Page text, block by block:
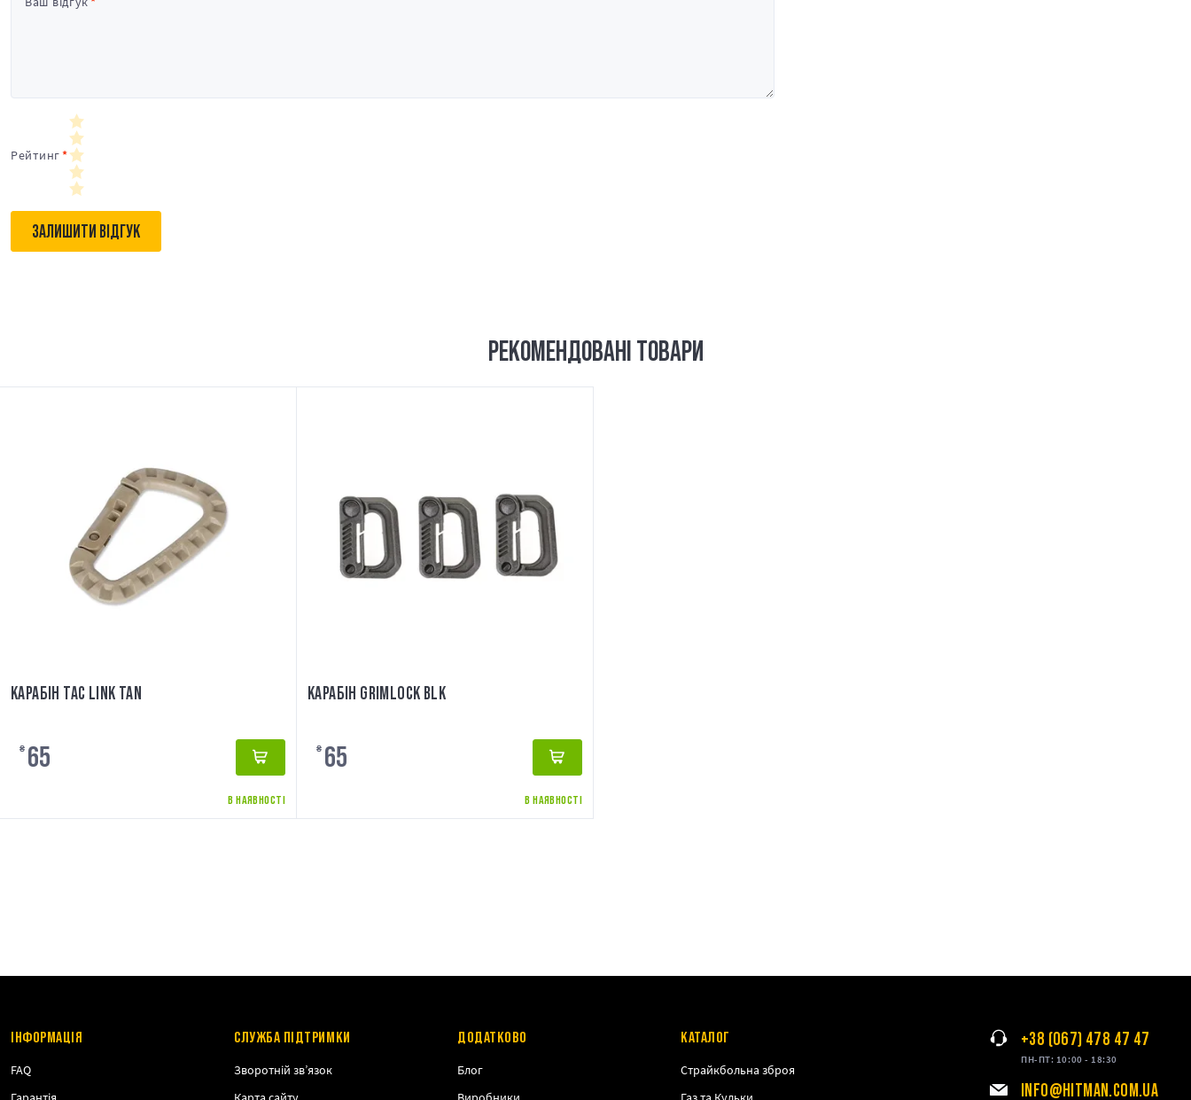
Рейтинг
ЗАЛИШИТИ ВІДГУК
РЕКОМЕНДОВАНІ ТОВАРИ
КАРАБІН TAC LINK TAN
₴ 65
В НАЯВНОСТІ
КАРАБІН GRIMLOCK BLK
₴ 65
В НАЯВНОСТІ
ІНФОРМАЦІЯ
FAQ
СЛУЖБА ПІДТРИМКИ
Зворотній зв’язок
ДОДАТКОВО
Блог
КАТАЛОГ
Страйкбольна зброя
+38 (067) 478 47 47
ПН-ПТ: 10:00 - 18:30
INFO@HITMAN.COM.UA